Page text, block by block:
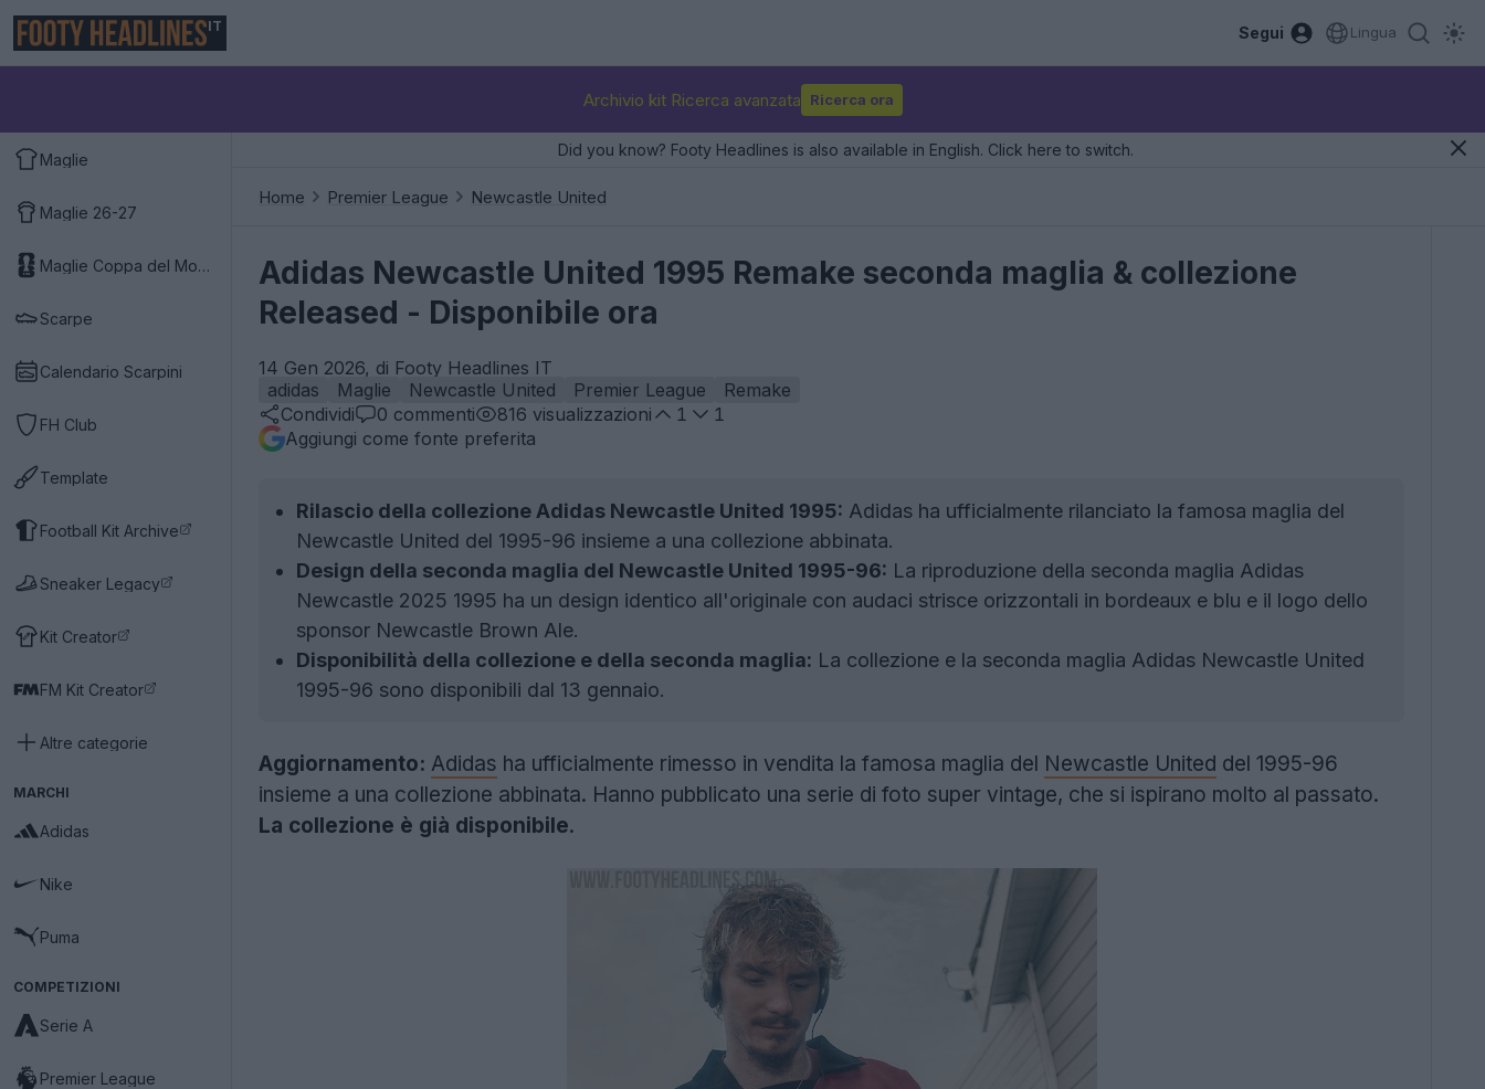
IT Segui Lingua
Archivio kit Ricerca avanzata Ricerca ora
Maglie
Maglie 26-27
Maglie Coppa del Mondo 2026
Scarpe
Calendario Scarpini
FH Club
Template
Football Kit Archive
Sneaker Legacy
Kit Creator
FM Kit Creator
Altre categorie
MARCHI
Adidas
Nike
Puma
COMPETIZIONI
Serie A
Premier League
Did you know? Footy Headlines is also available in English. Click here to switch.
Home Premier League Newcastle United
Adidas Newcastle United 1995 Remake seconda maglia & collezione
Released - Disponibile ora
14 Gen 2026, di Footy Headlines IT
adidas
Maglie Newcastle United Premier League
Remake
Condividi
0 commenti 816 visualizzazioni 1
1
Aggiungi come fonte preferita
Rilascio della collezione Adidas Newcastle United 1995: Adidas ha ufficialmente rilanciato la famosa maglia del
Newcastle United del 1995-96 insieme a una collezione abbinata.
Design della seconda maglia del Newcastle United 1995-96: La riproduzione della seconda maglia Adidas
Newcastle 2025 1995 ha un design identico all'originale con audaci strisce orizzontali in bordeaux e blu e il logo dello
sponsor Newcastle Brown Ale.
Disponibilità della collezione e della seconda maglia: La collezione e la seconda maglia Adidas Newcastle United
1995-96 sono disponibili dal 13 gennaio.
Aggiornamento: Adidas ha ufficialmente rimesso in vendita la famosa maglia del Newcastle United del 1995-96
insieme a una collezione abbinata. Hanno pubblicato una serie di foto super vintage, che si ispirano molto al passato.
La collezione è già disponibile.